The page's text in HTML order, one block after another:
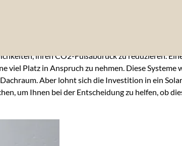
ihren CO2-Fußabdruck zu reduzieren.
viel Platz in Anspruch zu nehmen. Diese Systeme
Aber lohnt sich die Investition in ein
um Ihnen bei der Entscheidung zu helfen, ob